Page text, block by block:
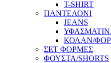
T-SHIRT
ΠΑΝΤΕΛΟΝΙ
JEANS
ΚΟΛΑΝ/
ΣΕΤ ΦΟΡΜΕΣ
ΦΟΥΣΤΑ/SHORTS